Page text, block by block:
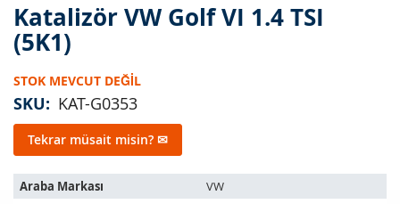
Katalizör VW Golf VI 1.4 TSI
(5K1)
STOK MEVCUT DEĞIL
SKU KAT-G0353
Tekrar müsait misin? ✉
Bu
ürün
Araba Markası
VW
Resim
galerisinin
başlangıcına